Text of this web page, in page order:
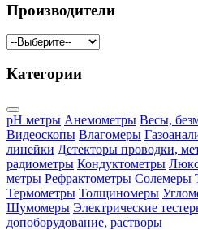
Производители
Категории
pH метры Анемометры Весы,
Видеоскопы Влагомеры
линейки Детекторы проводки,
радиометры Кондуктометры
метры Рефрактометры Солемеры
Термометры Толщиномеры
Шумомеры Электрические
допоборудование, растворы